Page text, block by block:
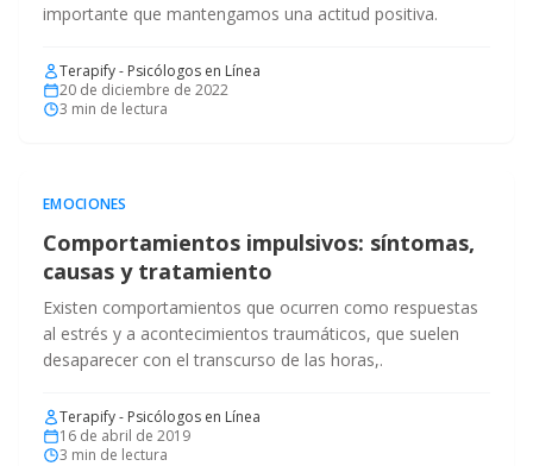
importante que mantengamos una actitud positiva.
Terapify - Psicólogos en Línea
20 de diciembre de 2022
3 min de lectura
EMOCIONES
Comportamientos impulsivos: síntomas,
causas y tratamiento
Existen comportamientos que ocurren como respuestas
al estrés y a acontecimientos traumáticos, que suelen
desaparecer con el transcurso de las horas,.
Terapify - Psicólogos en Línea
16 de abril de 2019
3 min de lectura